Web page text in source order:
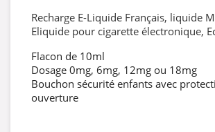
Recharge E-Liquide Français, liquide
Eliquide pour cigarette électronique,
Flacon de 10ml
Dosage 0mg, 6mg, 12mg ou 18mg
Bouchon sécurité enfants avec
ouverture